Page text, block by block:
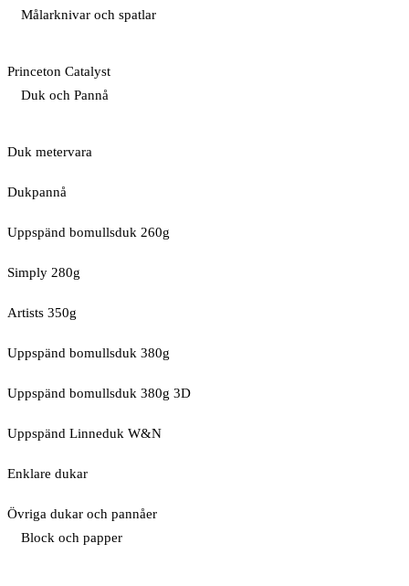
Målarknivar och spatlar
Princeton Catalyst
Duk och Pannå
Duk metervara
Dukpannå
Uppspänd bomullsduk 260g
Simply 280g
Artists 350g
Uppspänd bomullsduk 380g
Uppspänd bomullsduk 380g 3D
Uppspänd Linneduk W&N
Enklare dukar
Övriga dukar och pannåer
Block och papper